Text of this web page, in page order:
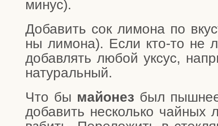
минус).
Доба­вить сок лимо­на по
ны лимо­на). Если кто-то не
добав­лять любой уксус,
натуральный.
Что бы май­о­нез был
доба­вить несколь­ко чай­ных